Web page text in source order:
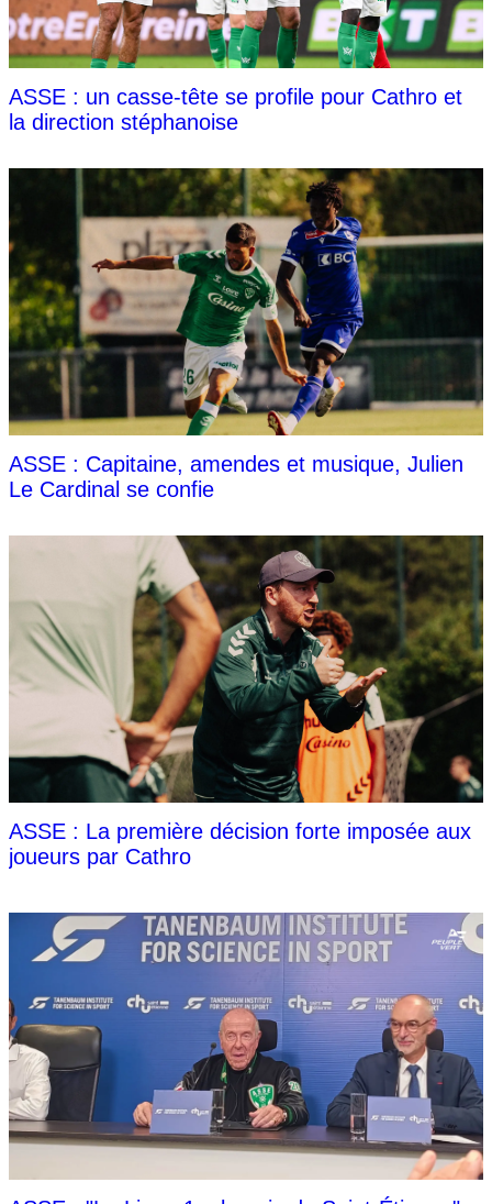
ASSE : un casse-tête se profile pour Cathro et
la direction stéphanoise
ASSE : Capitaine, amendes et musique, Julien
Le Cardinal se confie
ASSE : La première décision forte imposée aux
joueurs par Cathro